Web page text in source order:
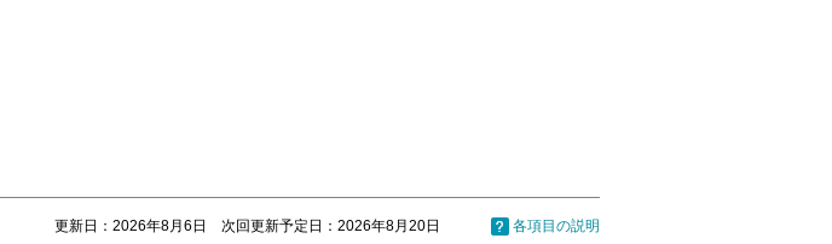
更新日：2026年8月6日 次回更新予定日：2026年8月20日 各項目の説明